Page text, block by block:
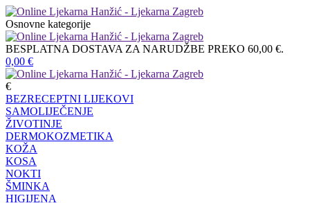
Osnovne kategorije
BESPLATNA DOSTAVA ZA NARUDŽBE PREKO 60,00 €.
0,00 €
€
BEZRECEPTNI LIJEKOVI
SAMOLIJEČENJE
ŽIVOTINJE
DERMOKOZMETIKA
KOŽA
KOSA
NOKTI
ŠMINKA
HIGIJENA